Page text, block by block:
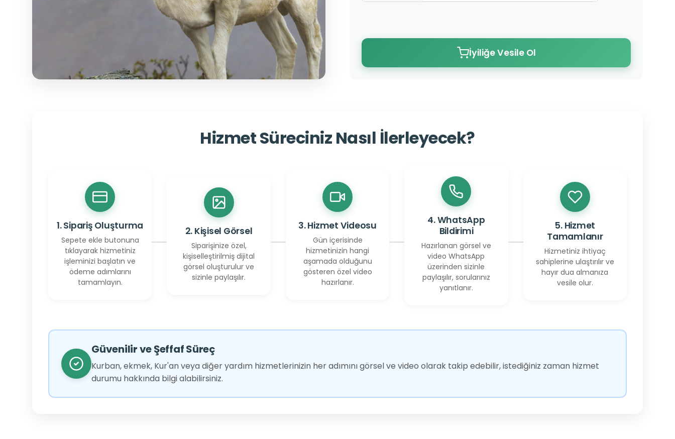
İyiliğe Vesile Ol
Hizmet Süreciniz Nasıl İlerleyecek?
1. Sipariş Oluşturma
Sepete ekle butonuna
tıklayarak hizmetiniz
işleminizi başlatın ve
ödeme adımlarını
tamamlayın.
2. Kişisel Görsel
Siparişinize özel,
kişiselleştirilmiş dijital
görsel oluşturulur ve
sizinle paylaşılır.
3. Hizmet Videosu
Gün içerisinde
hizmetinizin hangi
aşamada olduğunu
gösteren özel video
hazırlanır.
4. WhatsApp
Bildirimi
Hazırlanan görsel ve
video WhatsApp
üzerinden sizinle
paylaşılır, sorularınız
yanıtlanır.
5. Hizmet
Tamamlanır
Hizmetiniz ihtiyaç
sahiplerine ulaştırılır ve
hayır dua almanıza
vesile olur.
Güvenilir ve Şeffaf Süreç
Kurban, ekmek, Kur'an veya diğer yardım hizmetlerinizin her adımını görsel ve video olarak takip edebilir, istediğiniz zaman hizmet
durumu hakkında bilgi alabilirsiniz.